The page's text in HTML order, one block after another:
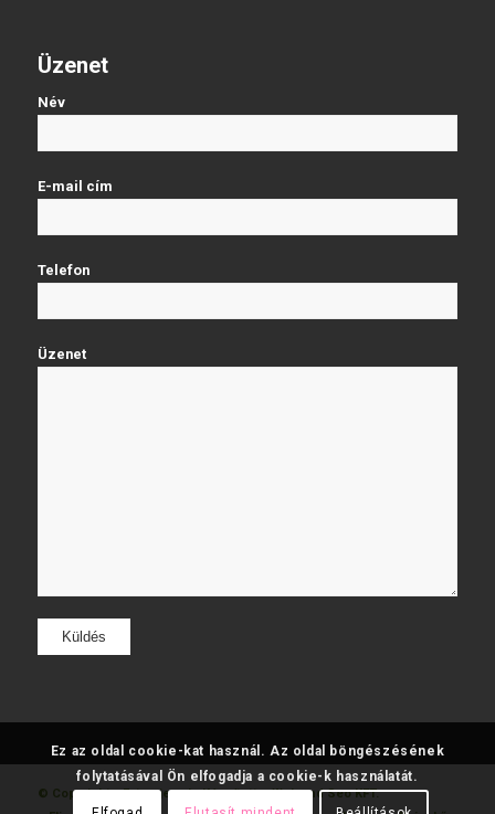
Üzenet
Név
E-mail cím
Telefon
Üzenet
© Copyright - FatumjewelsKészítette: Web and Seo KFT.
Ez az oldal cookie-kat használ. Az oldal böngészésének
folytatásával Ön elfogadja a cookie-k használatát.